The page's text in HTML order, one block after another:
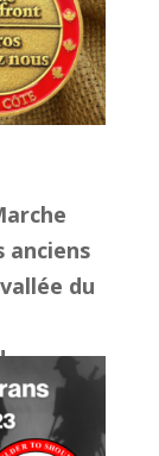
anciens
du